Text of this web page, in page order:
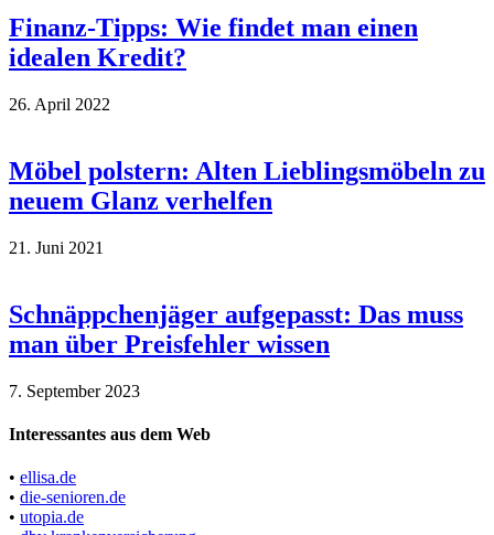
Finanz-Tipps: Wie findet man einen
idealen Kredit?
26. April 2022
Möbel polstern: Alten Lieblingsmöbeln zu
neuem Glanz verhelfen
21. Juni 2021
Schnäppchenjäger aufgepasst: Das muss
man über Preisfehler wissen
7. September 2023
Interessantes aus dem Web
• ellisa.de
• die-senioren.de
• utopia.de